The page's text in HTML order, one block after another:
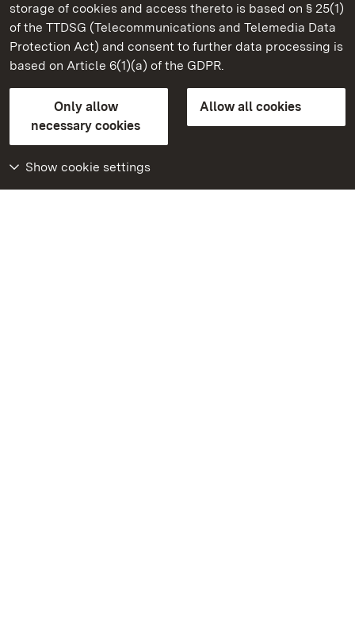
storage of cookies and access thereto is based on § 25(1)
of the TTDSG (Telecommunications and Telemedia Data
Protection Act) and consent to further data processing is
based on Article 6(1)(a) of the GDPR.
Only allow
necessary cookies
Allow all cookies
Show cookie settings
Staatliche Schlösser und Gärten Baden‑Württemberg
State Palaces and Gardens of Baden-Wuerttemberg
Contact usFAQMasthead
Declaration on barrier-free access
BITV-konform (geprüfte Seiten)